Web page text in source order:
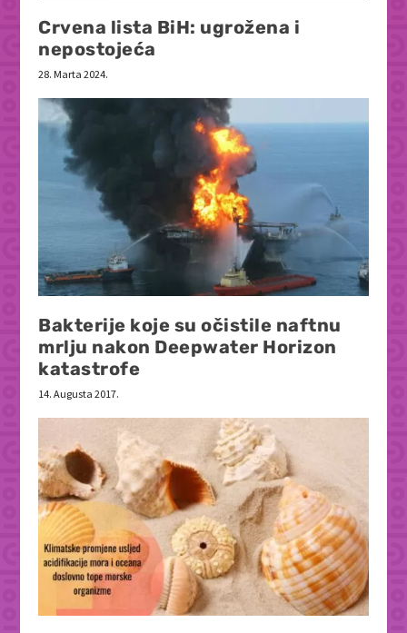
Crvena lista BiH: ugrožena i
nepostojeća
28. Marta 2024.
Bakterije koje su očistile naftnu
mrlju nakon Deepwater Horizon
katastrofe
14. Augusta 2017.